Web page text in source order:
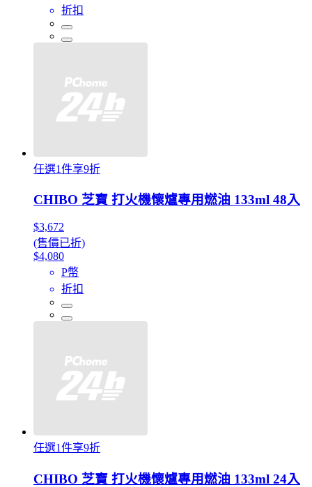
折扣
任選1件享9折
CHIBO 芝寶 打火機懷爐專用燃油 133ml 48入
$3,672
(售價已折)
$4,080
P幣
折扣
任選1件享9折
CHIBO 芝寶 打火機懷爐專用燃油 133ml 24入